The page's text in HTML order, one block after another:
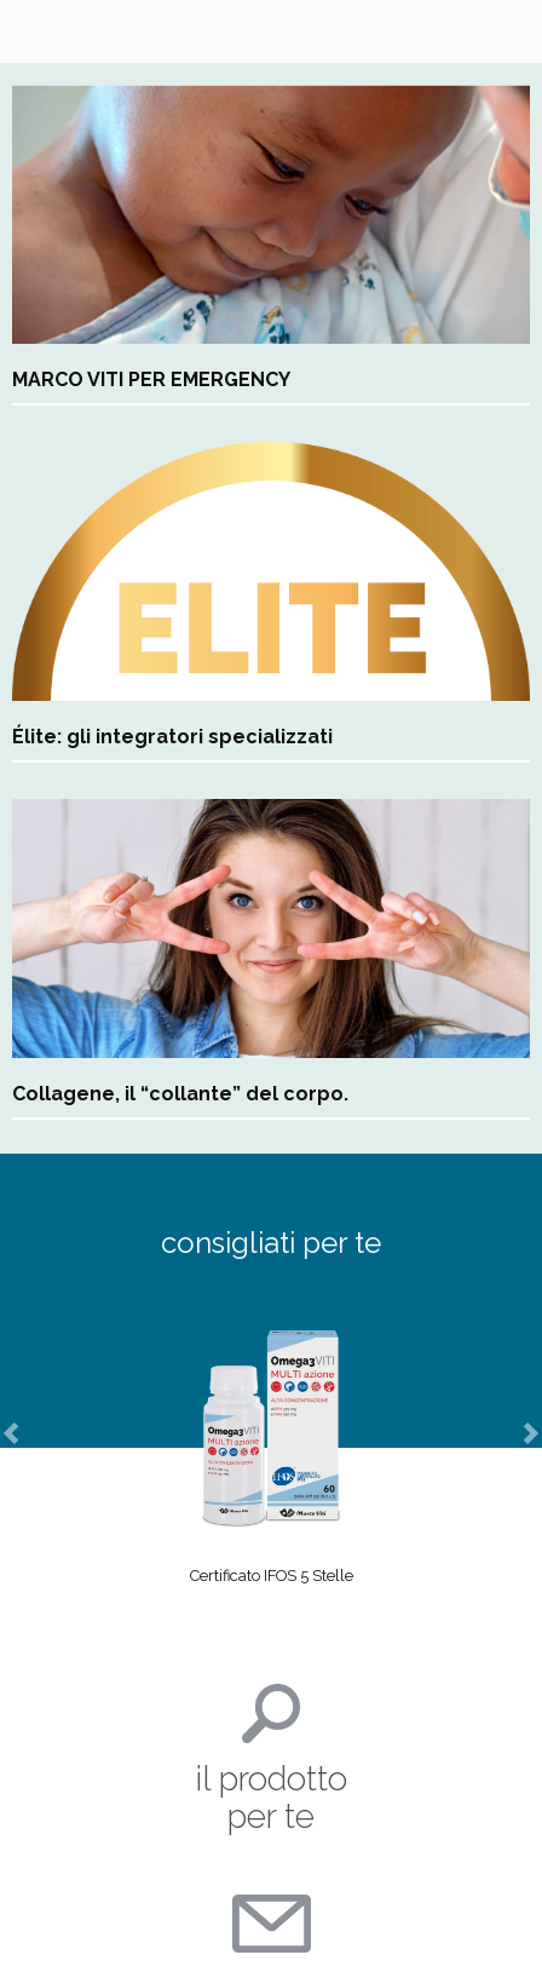
MARCO VITI PER EMERGENCY
Élite: gli integratori specializzati
Collagene, il “collante” del corpo.
consigliati per te
Certificato IFOS 5 Stelle
Previous
il prodotto
per te